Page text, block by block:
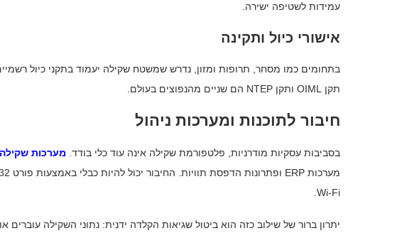
עמידות לשטיפה ישירה.
אישורי כיול ותקינה
בתחומים כמו מסחר, תרופות ומזון, נדרש שמשטח שקילה יעמוד בתקני כיול
תקן OIML ותקן NTEP הם שניים מהנפוצים בעולם.
חיבור לתוכנות ומערכות ניהול
בסביבות עסקיות מודרניות, פלטפורמת שקילה אינה עוד כלי בודד. מערכות שקילה
Wi-Fi.
יתרון ברור של שילוב כזה הוא ביטול שגיאות הקלדה ידנית: נתוני השקילה